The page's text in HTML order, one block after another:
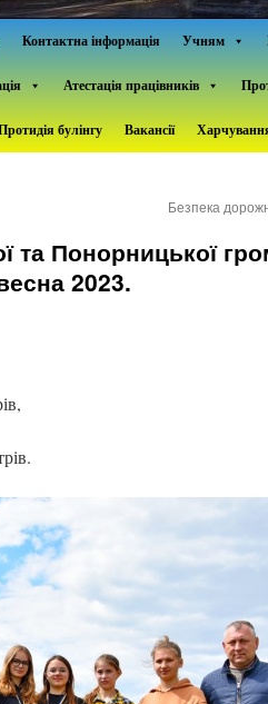
Контактна інформація Учням
Атестація працівників
булінгу Вакансії
Безпека
та Понорницької
2023.